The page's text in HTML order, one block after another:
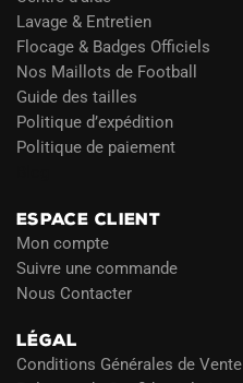
Lavage & Entretien
Flocage & Badges Officiels
Nos Maillots de Football
Guide des tailles
Politique d’expédition
Politique de paiement
ESPACE CLIENT
Mon compte
Suivre une commande
Nous Contacter
LÉGAL
Conditions Générales de Vente